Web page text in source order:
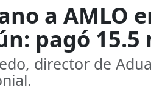
a
pagó 15.5
director de